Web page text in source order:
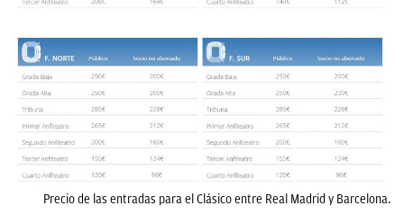
Precio de las entradas para el Clásico entre Real Madrid y Barcelona.